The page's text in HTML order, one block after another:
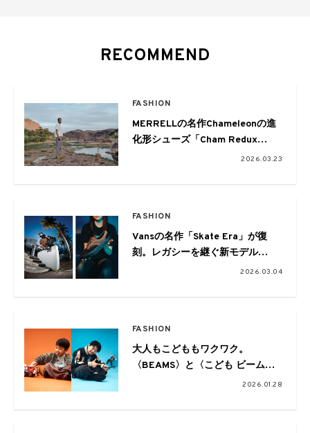
RECOMMEND
FASHION
MERRELLの名作Chameleonの進
化形シューズ「Cham Redux
Storm Gore-Tex® JP」が発売
2026.03.23
FASHION
Vansの名作「Skate Era」が復
刻。レガシーを継ぐ新モデル
「Skate Era WaffleCup™」も4月
2026.03.04
FASHION
大人もこどももワクワク。
〈BEAMS〉と〈こども ビーム
ス〉がおくる新たなキッズ服コレ
2026.01.28